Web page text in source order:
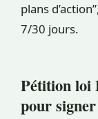
plans
7/30 jours.
Pétition loi
pour